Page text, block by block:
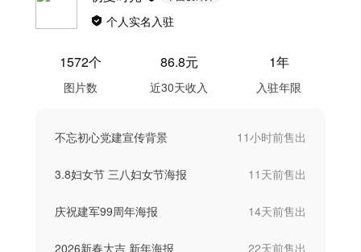
个人实名入驻
1572个
图片数
86.8元
近30天收入
1年
入驻年限
不忘初心党建宣传背景 11小时前售出
3.8妇女节 三八妇女节海报 11天前售出
庆祝建军99周年海报 14天前售出
2026新春大吉 新年海报 22天前售出